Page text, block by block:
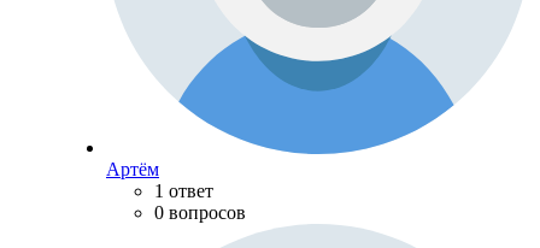
Артём
1 ответ
0 вопросов